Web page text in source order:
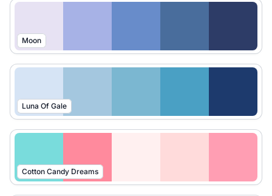
Moon
Luna Of Gale
Cotton Candy Dreams